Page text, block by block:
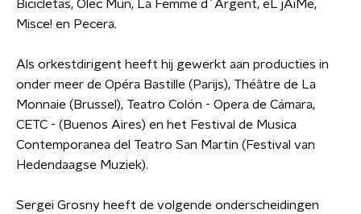
Bicicletas, Olec Mun, La Femme d´Argent, eL jAiMe,
Misce! en Pecera.
Als orkestdirigent heeft hij gewerkt aan producties in
onder meer de Opéra Bastille (Parijs), Théâtre de La
Monnaie (Brussel), Teatro Colón - Opera de Cámara,
CETC - (Buenos Aires) en het Festival de Musica
Contemporanea del Teatro San Martin (Festival van
Hedendaagse Muziek).
Sergei Grosny heeft de volgende onderscheidingen